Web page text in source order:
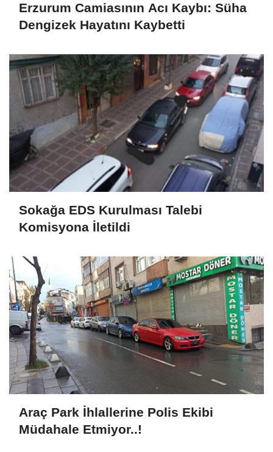
Erzurum Camiasının Acı Kaybı: Süha
Dengizek Hayatını Kaybetti
Sokağa EDS Kurulması Talebi
Komisyona İletildi
Araç Park İhlallerine Polis Ekibi
Müdahale Etmiyor..!